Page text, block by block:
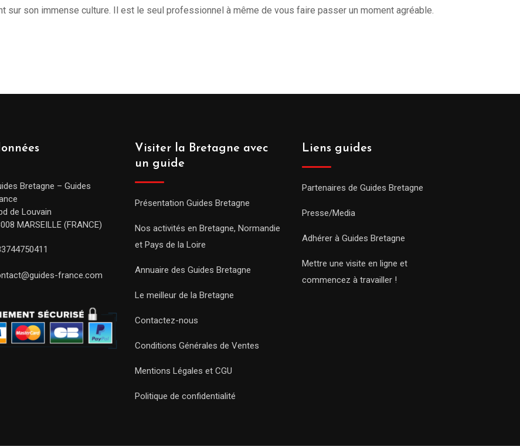
sur son immense culture. Il est le seul professionnel à même de vous faire passer un moment agréable.
Bretagne – Guides
de Louvain
MARSEILLE (FRANCE)
france.com
Visiter la Bretagne avec
un guide
Présentation Guides Bretagne
Nos activités en Bretagne, Normandie
et Pays de la Loire
Annuaire des Guides Bretagne
Le meilleur de la Bretagne
Contactez-nous
Conditions Générales de Ventes
Mentions Légales et CGU
Politique de confidentialité
Liens guides
Partenaires de Guides Bretagne
Presse/Media
Adhérer à Guides Bretagne
Mettre une visite en ligne et
commencez à travailler !